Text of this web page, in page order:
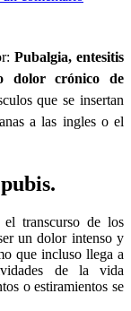
Pubalgia, entesitis
dolor crónico de
que se insertan
a las ingles o el
transcurso de los
un dolor intenso y
que incluso llega a
de la vida
o estiramientos se